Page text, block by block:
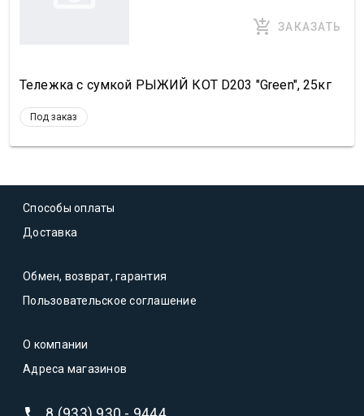
ЗАКАЗАТЬ
Тележка с сумкой РЫЖИЙ КОТ D203 "Green", 25кг
Под заказ
Способы оплаты
Доставка
Обмен, возврат, гарантия
Пользовательское соглашение
О компании
Адреса магазинов